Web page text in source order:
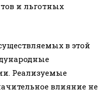
и льготных
в этой
Реализуемые
влияние не